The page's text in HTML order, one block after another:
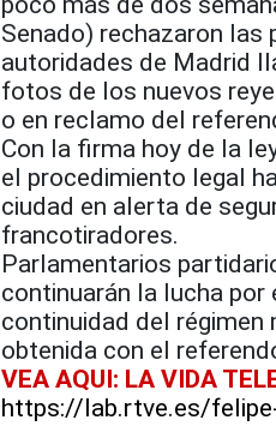
Senado) rechazaron
autoridades de Madrid
fotos de los nuevos
o en reclamo del
Con la firma hoy de la
el procedimiento legal
ciudad en alerta de
francotiradores.
Parlamentarios
continuarán la lucha
continuidad del régimen
obtenida con el
VEA AQUI: LA VIDA
https://lab.rtve.es/